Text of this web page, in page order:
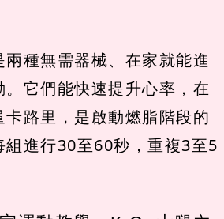
種無需器械、在家就能進
它們能快速提升心率，在
路里，是啟動燃脂階段的
進行30至60秒，重複3至5